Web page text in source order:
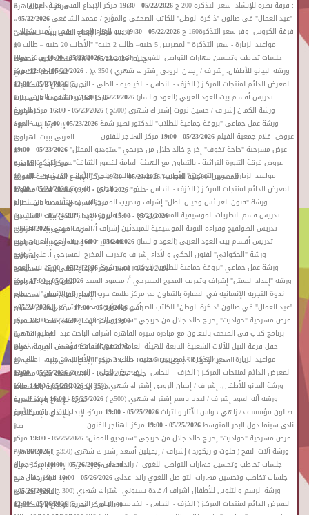
»
مركز ابداع القاهرة
»
: فرقة نظرة للإنشاد -سعر التذكرة 200 ج
05/22/2026 - 19:30
مركز الإبداع الفنى بقبة الغورى
»
«
"عيد العمال" في صالون "ذاكرة الوطن" للكاتب الصحفي والمؤرخ / محمد الشافعي
05/22/2026 -
19:30مركز الإبداع الفنى ببيت السحيمى
»
«
فرقة الكروس اوفر سعر التذكرة160 ج
05/22/2026 - 19:30
بيت الغناء العربى بقصر الأمير بشتاك
»
«
مواعيد الزيارة - سعر التذكرة "المصريين 5 جنيه– طالب 2 جنيه" "الأجانب 20 جنيه – طالب 10
جنيه"05/23/2026 - 09:00
متحف نجيب محفوظ
»
«
جلسات تخاطب وتحسين مهارات التواصل اللغوي ا/ راندا عدلى05/23/2026 - 10:00
مركز جمال
عبد الناصر الثقافي
»
«
ورشة البيانو للأطفال، إشراف / إيمان الروبى إشتراك شهري ) 350 ج( .
05/23/2026 - 12:00
مركز
الحرية للإبداع بالإسكندرية
»
«
المعرض الدائم لمنتجات المركـز ( الخزف - النحاس - الخيامية - الحلى - النجارة)05/23/2026 - 12:00
مركز الحرف التقليدية بالفسطاط
»
«
تدريس أقسام بيت العود العربي (العود والساز)05/23/2026 - 16:00
بيت العود العربى ببيت
الهراوى
»
«
ورشة الكمان إشراف / حسين ثروت إشتراك شهري (500ج )
05/23/2026 - 16:00
مركز الحرية
للإبداع بالإسكندرية
»
«
ورشة عمل جماعي "بروفة جماعية للطلاب" للدكتور نصير شمة05/23/2026 - 17:00
بيت العود
العربى ببيت الهراوى
»
«
عروض افلام جمعية الفيلم05/23/2026 - 19:00
مركز الهناجر للفنون
»
«
عرض مسرحية "حاجة تخوف" إخراج خالد جلال من خريجي "ستوديو الممثل"05/23/2026 - 19:00
مركز ابداع القاهرة
»
«
عروض فرقة التنورة التراثية - بالتعاون مع الهيئة العامة لقصور الثقافة"سعر التذكرة 15جنيه
للمصريين- 90جنيه للأجانب"
05/23/2026 - 19:30
مركز الإبداع الفنى بقبة الغورى
»
«
مواعيد الزيارة - سعر التذكرة "المصريين 5 جنيه– طالب 2 جنيه" "الأجانب 20 جنيه – طالب 10
جنيه"05/24/2026 - 09:00
متحف نجيب محفوظ
»
«
المعرض الدائم لمنتجات المركـز ( الخزف - النحاس - الخيامية - الحلى - النجارة)05/24/2026 - 12:00
مركز الحرف التقليدية بالفسطاط
»
«
ورشة "فنون العرائس وخيال الظل" إشراف وتدريب المخرج المسرحي أ/ مصطفى الصباغ
05/24/2026 - 15:00
مركز الإبداع الفنى ببيت السحيمى
»
«
تدريس قسم النظريات الموسيقية للمتقدمين مع استاذ ماريو سعيد05/24/2026 - 16:00
بيت
العود العربى ببيت الهراوى
»
«
تدريس الصولفيج وقراءة النوتة الموسيقية للمبتدئين إشراف أ/ شريف صبحي
05/24/2026 -
16:00بيت العود العربى ببيت الهراوى
»
«
تدريس أقسام بيت العود العربي (العود والساز)05/24/2026 - 16:00
بيت العود العربى ببيت
الهراوى
»
«
ورشة "الحكواتي" لفنون الحكي والأداء إشراف وتدريب المخرج المسرحي أ. علي أبوزيد
05/24/2026 - 16:00
مركز الإبداع الفنى ببيت السحيمى
»
«
ورشة عمل جماعي "بروفة جماعية للطلاب" للدكتور نصير شمة05/24/2026 - 17:00
بيت العود
العربى ببيت الهراوى
»
«
ورشة "إعداد الممثل" إشراف وتدريب المخرج المسرحي أ/ محمود السيد05/24/2026 - 17:00
مركز
الإبداع الفنى ببيت السحيمى
»
«
ندوة التجربة الإنسانية في العمارة بالتعاون مع مركز طلعت حرب "العمارة والانسان" د. اسلام
رأفت05/24/2026 - 17:00
مركز الهناجر للفنون
»
«
"عيد العمال" في صالون "ذاكرة الوطن" للكاتب الصحفي والمؤرخ / محمد الشافعي
05/24/2026 -
19:00مركز الإبداع الفنى ببيت السحيمى
»
«
عرض مسرحية "حواديت" إخراج خالد جلال من خريجي "ستوديو الممثل"05/24/2026 - 19:00
مركز
ابداع القاهرة
»
«
برنامج كتاب في المتحف بالتعاون مع مبادرة سيرة القاهرة اشراف الباحث عبد العظيم فهمي
05/24/2026 - 19:30
متحف نجيب محفوظ
»
«
حفل فرقة النيل للآلات الشعبية التابعة للهيئة العامة لقصور الثقافة مؤسس الفرقة الفنان
القدير / زكريا الحجاوي05/24/2026 - 19:30
مركز الإبداع الفنى ببيت السحيمى
»
«
مواعيد الزيارة - سعر التذكرة "المصريين 5 جنيه– طالب 2 جنيه" "الأجانب 20 جنيه – طالب 10
جنيه"05/25/2026 - 09:00
متحف نجيب محفوظ
»
«
المعرض الدائم لمنتجات المركـز ( الخزف - النحاس - الخيامية - الحلى - النجارة)05/25/2026 - 12:00
مركز الحرف التقليدية بالفسطاط
»
«
ورشة البيانو للأطفال، إشراف / إيمان الروبى إشتراك شهري (350 ج)
05/25/2026 - 14:00
مركز
الحرية للإبداع بالإسكندرية
»
«
ورشة آلة العود إشراف / ليديا باسم إشتراك شهري (500ج )
05/25/2026 - 16:00
مركز الحرية
للإبداع بالإسكندرية
»
«
صالون مؤسسة د/ زاهي حواس للآثار والتراث05/25/2026 - 19:00
مركز الإبداع الفنى بقصر الأمير
طاز
»
«
نادى سينما دول البحر المتوسط05/25/2026 - 19:00
مركز الهناجر للفنون
»
«
عرض مسرحية "حواديت" إخراج خالد جلال من خريجي "ستوديو الممثل"05/25/2026 - 19:00
مركز
ابداع القاهرة
»
«
ورشة آلات النفخ ( فلوت و ريكورد ) إشراف / إيفيلين أسعد إشتراك شهري (350ج )
05/26/2026 -
05:30مركز الحرية للإبداع بالإسكندرية
»
«
جلسات تخاطب وتحسين مهارات التواصل اللغوي ا/ راندا عدلى05/26/2026 - 10:00
مركز جمال
عبد الناصر الثقافي
»
«
جلسات تخاطب وتحسين مهارات التواصل اللغوي راندا عدلى05/26/2026 - 10:00
مركز جمال عبد
الناصر الثقافي
»
«
ورشة الرسم والتلوين للأطفال اشراف ا/ غادة بسيوني اشتراك شهري (300 ج )
05/26/2026 -
11:00مركز الحرية للإبداع بالإسكندرية
«
المعرض الدائم لمنتجات المركـز ( الخزف - النحاس - الخيامية - الحلى - النجارة)05/26/2026 - 12:00
«